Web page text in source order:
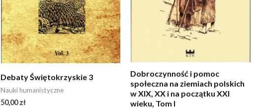
Debaty Świętokrzyskie 3
Nauki humanistyczne
50,00zł
Dobroczynność i pomoc
społeczna na ziemiach polskich
w XIX, XX i na początku XXI
wieku, Tom I